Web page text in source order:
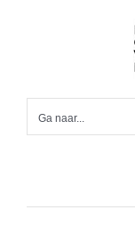
Ga naar...